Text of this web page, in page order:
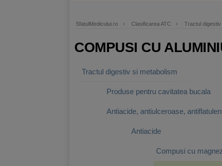
SfatulMedicului.ro › Clasificarea ATC › Tractul
COMPUSI CU
Tractul digestiv si metabolism
Produse pentru cavitatea bucala
Antiacide, antiulceroase,
Antiacide
Compusi cu